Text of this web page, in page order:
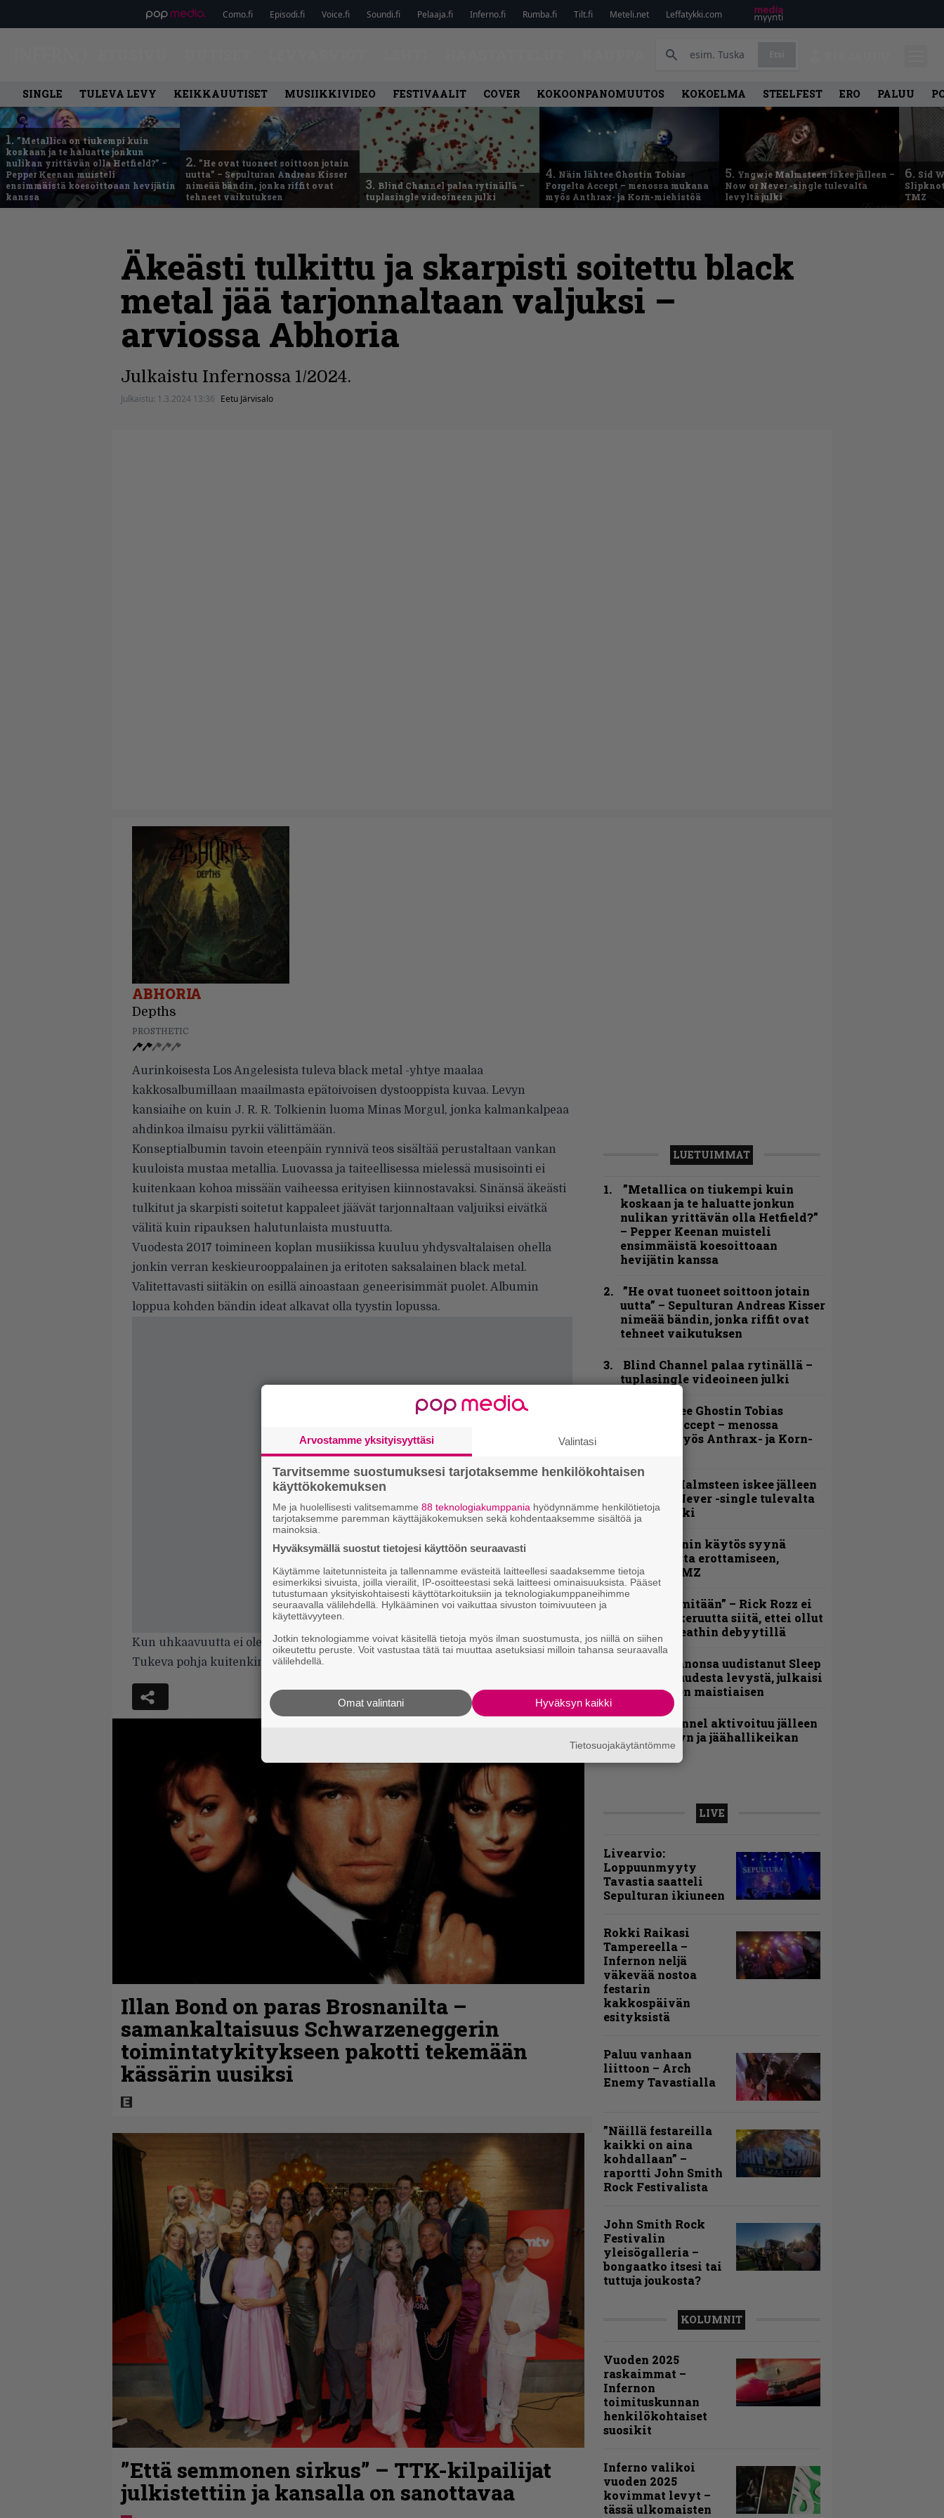
Como.fi Episodi.fi Voice.fi Soundi.fi Pelaaja.fi Inferno.fi Rumba.fi Tilt.fi Meteli.net Leffatykki.com
SINGLE TULEVA LEVY KEIKKAUUTISET MUSIIKKIVIDEO FESTIVAALIT COVER KOKOONPANOMUUTOS KOKOELMA STEELFEST ERO PALUU
1. ”Metallica on tiukempi kuin
koskaan ja te haluatte jonkun
nulikan yrittävän olla Hetfield?” –
Pepper Keenan muisteli
ensimmäistä koesoittoaan hevijätin
kanssa
2. ”He ovat tuoneet soittoon jotain
uutta” – Sepulturan Andreas Kisser
nimeää bändin, jonka riffit ovat
tehneet vaikutuksen
3. Blind Channel palaa rytinällä –
tuplasingle videoineen julki
4. Näin lähtee Ghostin Tobias
Forgelta Accept – menossa mukana
myös Anthrax- ja Korn-miehistöä
5. Yngwie Malmsteen iskee jälleen –
Now or Never -single tulevalta
levyltä julki
6. Sid
TMZ
Äkeästi tulkittu ja skarpisti soitettu black
metal jää tarjonnaltaan valjuksi –
arviossa Abhoria
Julkaistu Infernossa 1/2024.
Julkaistu: 1.3.2024 13:36 Eetu Järvisalo
ABHORIA
Depths
PROSTHETIC
Aurinkoisesta Los Angelesista tuleva black metal -yhtye maalaa
kakkosalbumillaan maailmasta epätoivoisen dystooppista kuvaa. Levyn
kansiaihe on kuin J. R. R. Tolkienin luoma Minas Morgul, jonka kalmankalpeaa
ahdinkoa ilmaisu pyrkii välittämään.
Konseptialbumin tavoin eteenpäin rynnivä teos sisältää perustaltaan vankan
kuuloista mustaa metallia. Luovassa ja taiteellisessa mielessä musisointi ei
kuitenkaan kohoa missään vaiheessa erityisen kiinnostavaksi. Sinänsä äkeästi
tulkitut ja skarpisti soitetut kappaleet jäävät tarjonnaltaan valjuiksi eivätkä
välitä kuin ripauksen halutunlaista mustuutta.
Vuodesta 2017 toimineen koplan musiikissa kuuluu yhdysvaltalaisen ohella
jonkin verran keskieurooppalainen ja eritoten saksalainen black metal.
Valitettavasti siitäkin on esillä ainoastaan geneerisimmät puolet. Albumin
loppua kohden bändin ideat alkavat olla tyystin lopussa.
Kun uhkaavuutta ei ole ja palo puuttuu, kuulijakaan ei ole vakuuttunut.
Tukeva pohja kuitenkin löytyy, joten kurssi lienee jatkossa käännettävissä.
Illan Bond on paras Brosnanilta –
samankaltaisuus Schwarzeneggerin
toimintatykitykseen pakotti tekemään
kässärin uusiksi
”Että semmonen sirkus” – TTK-kilpailijat
julkistettiin ja kansalla on sanottavaa
LUETUIMMAT
”Metallica on tiukempi kuin
koskaan ja te haluatte jonkun
nulikan yrittävän olla Hetfield?”
– Pepper Keenan muisteli
ensimmäistä koesoittoaan
hevijätin kanssa
”He ovat tuoneet soittoon jotain
uutta” – Sepulturan Andreas Kisser
nimeää bändin, jonka riffit ovat
tehneet vaikutuksen
Blind Channel palaa rytinällä –
tuplasingle videoineen julki
Näin lähtee Ghostin Tobias
Forgelta Accept – menossa
mukana myös Anthrax- ja Korn-
Yngwie Malmsteen iskee jälleen
– Now or Never -single tulevalta
levyltä julki
Sid Wilsonin käytös syynä
Slipknotista erottamiseen,
raportoi TMZ
”En kadu mitään” – Rick Rozz ei
tunne katkeruutta siitä, ettei ollut
mukana Deathin debyytillä
Kokoonpanonsa uudistanut Sleep
tiedottaa uudesta levystä, julkaisi
myös uuden maistiaisen
Blind Channel aktivoituu jälleen
uuden levyn ja jäähallikeikan
merkeissä
LIVE
Livearvio:
Loppuunmyyty
Tavastia saatteli
Sepulturan ikiuneen
Rokki Raikasi
Tampereella –
Infernon neljä
väkevää nostoa
festarin
kakkospäivän
esityksistä
Paluu vanhaan
liittoon – Arch
Enemy Tavastialla
”Näillä festareilla
kaikki on aina
kohdallaan” –
raportti John Smith
Rock Festivalista
John Smith Rock
Festivalin
yleisögalleria –
bongaatko itsesi tai
tuttuja joukosta?
KOLUMNIT
Vuoden 2025
raskaimmat –
Infernon
toimituskunnan
henkilökohtaiset
suosikit
Inferno valikoi
vuoden 2025
kovimmat levyt –
tässä ulkomaisten
Arvostamme yksityisyyttäsi Valintasi
Tarvitsemme suostumuksesi tarjotaksemme henkilökohtaisen
käyttökokemuksen
Me ja huolellisesti valitsemamme 88 teknologiakumppania hyödynnämme henkilötietoja
tarjotaksemme paremman käyttäjäkokemuksen sekä kohdentaaksemme sisältöä ja
mainoksia.
Hyväksymällä suostut tietojesi käyttöön seuraavasti
Käytämme laitetunnisteita ja tallennamme evästeitä laitteellesi saadaksemme tietoja
esimerkiksi sivuista, joilla vierailit, IP-osoitteestasi sekä laitteesi ominaisuuksista. Pääset
tutustumaan yksityiskohtaisesti käyttötarkoituksiin ja teknologiakumppaneihimme
seuraavalla välilehdellä. Hylkääminen voi vaikuttaa sivuston toimivuuteen ja
käytettävyyteen.
Jotkin teknologiamme voivat käsitellä tietoja myös ilman suostumusta, jos niillä on siihen
oikeutettu peruste. Voit vastustaa tätä tai muuttaa asetuksiasi milloin tahansa seuraavalla
välilehdellä.
Hyväksyn kaikki
Omat valintani
Tietosuojakäytäntömme